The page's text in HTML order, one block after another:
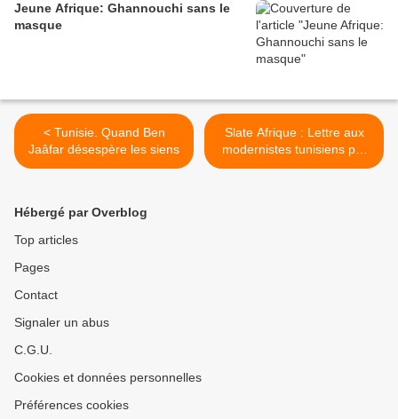
Jeune Afrique: Ghannouchi sans le
masque
< Tunisie. Quand Ben
Jaâfar désespère les siens
Slate Afrique : Lettre aux
modernistes tunisiens par
Akram Belaid >
Hébergé par Overblog
Top articles
Pages
Contact
Signaler un abus
C.G.U.
Cookies et données personnelles
Préférences cookies